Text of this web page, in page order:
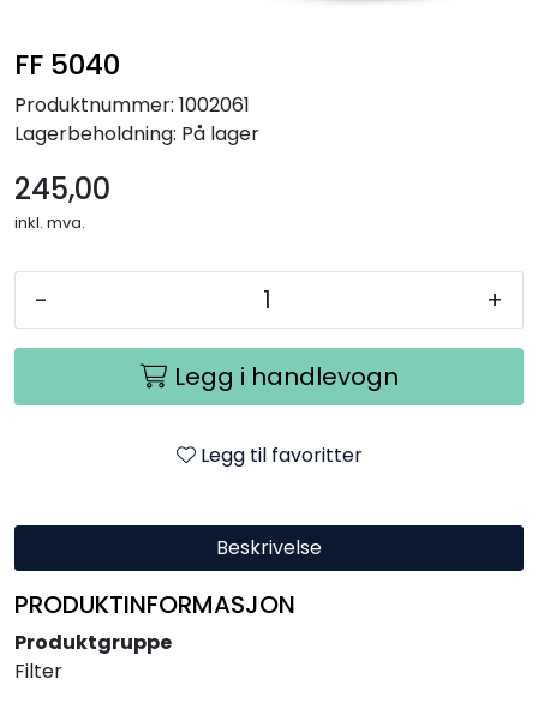
FF 5040
Produktnummer: 1002061
Lagerbeholdning: På lager
245,00
inkl. mva.
- +
Legg i handlevogn
Legg til favoritter
Beskrivelse
PRODUKTINFORMASJON
Produktgruppe
Filter